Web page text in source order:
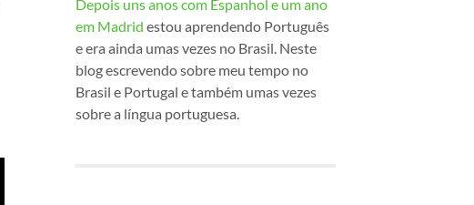
Depois uns anos com Espanhol e um ano
em Madrid estou aprendendo Português
e era ainda umas vezes no Brasil. Neste
blog escrevendo sobre meu tempo no
Brasil e Portugal e também umas vezes
sobre a língua portuguesa.